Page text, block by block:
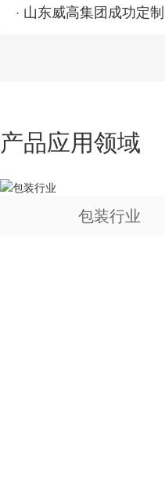
· 山东威高集团成功定
产品应用领域
包装行业